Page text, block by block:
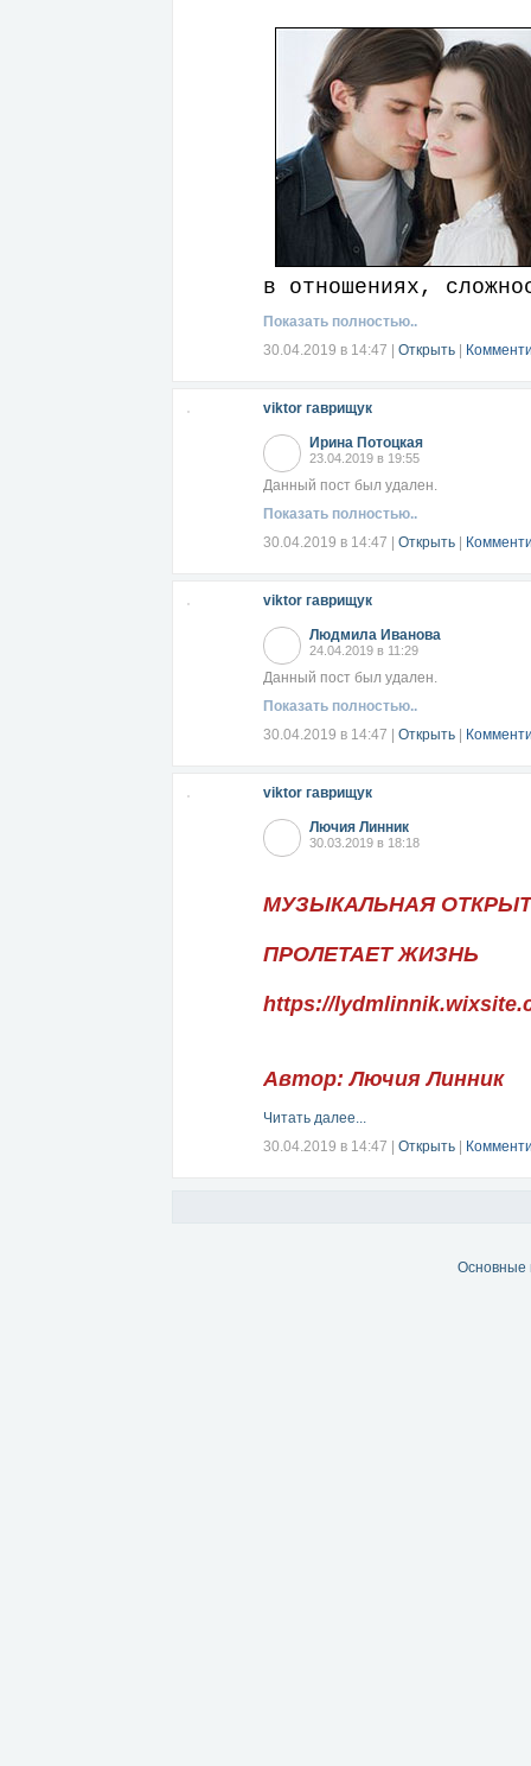
в отношениях,
Читать далее...
Показать полностью..
30.04.2019 в 14:47
Открыть
viktor гаврищук
Ирина Потоцкая
23.04.2019 в 19:55
Данный пост был удален.
Показать полностью..
30.04.2019 в 14:47
Открыть
viktor гаврищук
Людмила Иванова
24.04.2019 в 11:29
Данный пост был удален.
Показать полностью..
30.04.2019 в 14:47
Открыть
viktor гаврищук
Лючия Линник
30.03.2019 в 18:18
МУЗЫКАЛЬНАЯ
ПРОЛЕТАЕТ ЖИЗНЬ
https://
Автор: Лючия Линник
Читать далее...
30.04.2019 в 14:47
Открыть
Основные